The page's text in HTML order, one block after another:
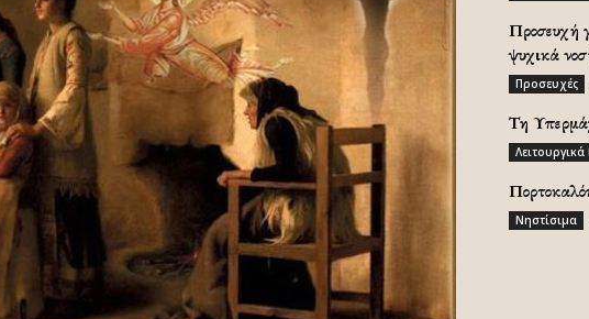
Προσευχή
ψυχικά
Προσευχές
Τη
Λειτουργικά
Νηστίσιμα